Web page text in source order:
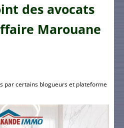
des avocats
Marouane
par certains blogueurs et plateforme